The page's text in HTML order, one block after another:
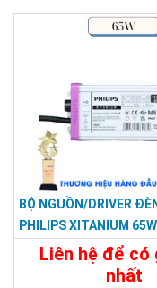
BỘ NGUỒN/DRIVER
PHILIPS XITANIUM
0.3–1.05A S1 WL I150
Liên hệ để
nhất